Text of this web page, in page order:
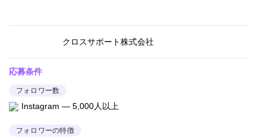
クロスサポート株式会社
応募条件
フォロワー数
Instagram — 5,000人以上
フォロワーの特徴